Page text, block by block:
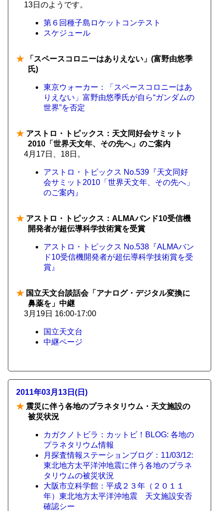
13日のようです。
第６回種子島ロケットコンテスト
スケジュール
★ 「スペースコロニーはありえない」(富野由悠季
氏)
東京ウォーカー：「スペースコロニーはあ
りえない」富野由悠季氏が自ら“ガンダムの
世界”を否定
★ アストロ・トピックス：天文同好会サミット
2010「世界天文年、その先へ」のご案内
4月17日、18日。
アストロ・トピックス No.539『天文同好
会サミット2010「世界天文年、その先へ」
のご案内』
★ アストロ・トピックス：ALMAバンド10受信機
開発者が超伝導科学技術賞を受賞
アストロ・トピックス No.538『ALMAバン
ド10受信機開発者が超伝導科学技術賞を受
賞』
★ 国立天文台談話会「アナログ・デジタル変換に
鼻薬を」中継
3月19日 16:00-17:00
国立天文台
中継ページ
2011年03月13日(日)
★ 震災に伴う各地のプラネタリウム・天文施設の
被災状況
カガクノトビラ：カットビ！BLOG: 各地の
プラネタリウム情報
月探査情報ステーションブログ：11/03/12:
東北地方太平洋沖地震に伴う各地のプラネ
タリウムの被災状況
大阪市立科学館：平成２３年（２０１１
年）東北地方太平洋沖地震 天文施設安否
確認シー